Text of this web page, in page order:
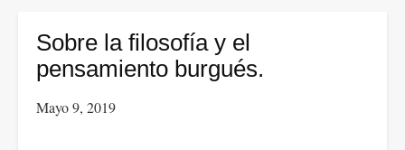
Marcuse
y
Magisterio
Sobre la filosofía y el
pensamiento burgués.
Mayo 9, 2019